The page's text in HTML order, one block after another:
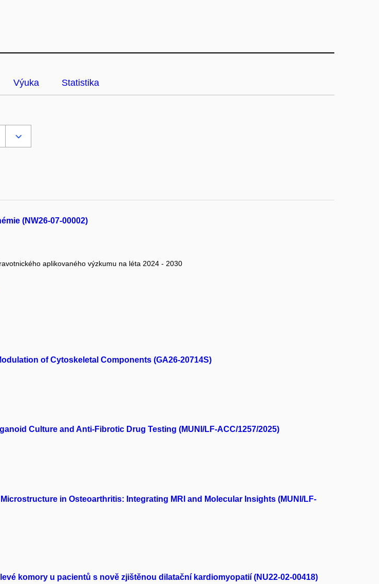
Výuka Statistika
(NW26-07-00002)
aplikovaného výzkumu na léta 2024 - 2030
of Cytoskeletal Components (GA26-20714S)
Culture and Anti-Fibrotic Drug Testing (MUNI/LF-ACC/1257/2025)
in Osteoarthritis: Integrating MRI and Molecular Insights (MUNI/LF-
komory u pacientů s nově zjištěnou dilatační kardiomyopatií (NU22-02-00418)